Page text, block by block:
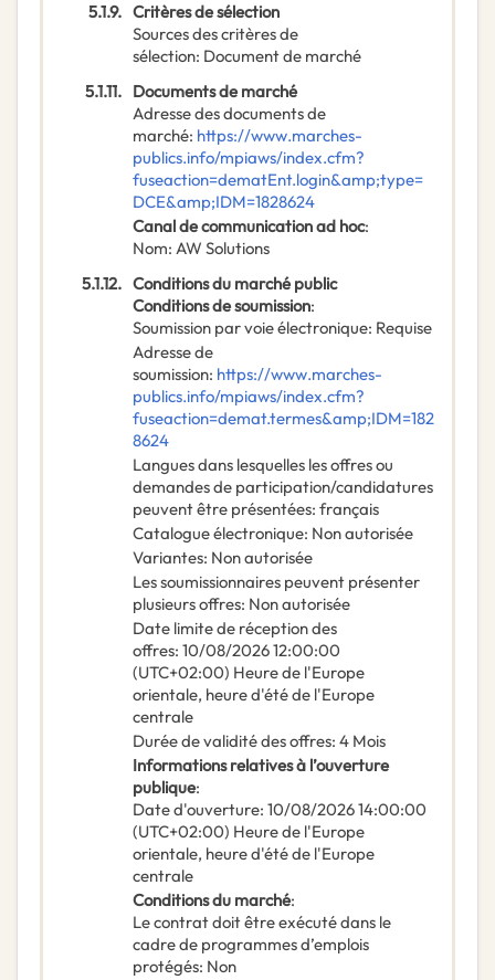
5.1.9. Critères de sélection
Sources des critères de
sélection: Document de marché
5.1.11. Documents de marché
Adresse des documents de
marché: https://www.marches-
publics.info/mpiaws/index.cfm?
fuseaction=dematEnt.login&amp;type=
DCE&amp;IDM=1828624
Canal de communication ad hoc:
Nom: AW Solutions
5.1.12. Conditions du marché public
Conditions de soumission:
Soumission par voie électronique: Requise
Adresse de
soumission: https://www.marches-
publics.info/mpiaws/index.cfm?
fuseaction=demat.termes&amp;IDM=182
8624
Langues dans lesquelles les offres ou
demandes de participation/candidatures
peuvent être présentées: français
Catalogue électronique: Non autorisée
Variantes: Non autorisée
Les soumissionnaires peuvent présenter
plusieurs offres: Non autorisée
Date limite de réception des
offres: 10/08/202612:00:00
(UTC+02:00) Heure de l'Europe
orientale, heure d'été de l'Europe
centrale
Durée de validité des offres: 4 Mois
Informations relatives à l’ouverture
publique:
Date d'ouverture: 10/08/202614:00:00
(UTC+02:00) Heure de l'Europe
orientale, heure d'été de l'Europe
centrale
Conditions du marché:
Le contrat doit être exécuté dans le
cadre de programmes d’emplois
protégés: Non